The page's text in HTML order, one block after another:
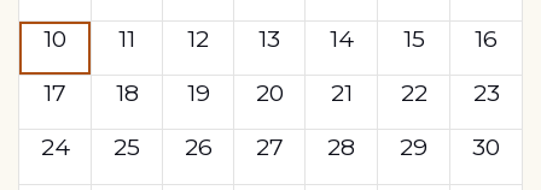
10
11 12 13 14 15
16
17
18 19 20 21 22
23
24
25 26 27 28 29
30